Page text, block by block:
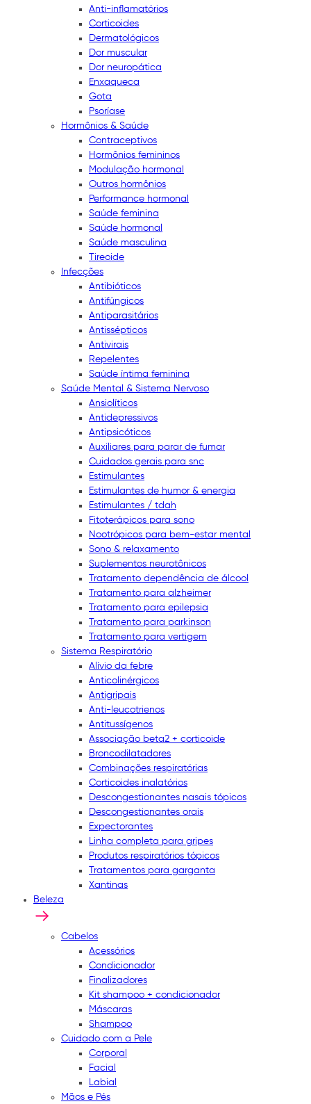
Anti-inflamatórios
Corticoides
Dermatológicos
Dor muscular
Dor neuropática
Enxaqueca
Gota
Psoríase
Hormônios & Saúde
Contraceptivos
Hormônios femininos
Modulação hormonal
Outros hormônios
Performance hormonal
Saúde feminina
Saúde hormonal
Saúde masculina
Tireoide
Infecções
Antibióticos
Antifúngicos
Antiparasitários
Antissépticos
Antivirais
Repelentes
Saúde íntima feminina
Saúde Mental & Sistema Nervoso
Ansiolíticos
Antidepressivos
Antipsicóticos
Auxiliares para parar de fumar
Cuidados gerais para snc
Estimulantes
Estimulantes de humor & energia
Estimulantes / tdah
Fitoterápicos para sono
Nootrópicos para bem-estar mental
Sono & relaxamento
Suplementos neurotônicos
Tratamento dependência de álcool
Tratamento para alzheimer
Tratamento para epilepsia
Tratamento para parkinson
Tratamento para vertigem
Sistema Respiratório
Alívio da febre
Anticolinérgicos
Antigripais
Anti-leucotrienos
Antitussígenos
Associação beta2 + corticoide
Broncodilatadores
Combinações respiratórias
Corticoides inalatórios
Descongestionantes nasais tópicos
Descongestionantes orais
Expectorantes
Linha completa para gripes
Produtos respiratórios tópicos
Tratamentos para garganta
Xantinas
Beleza
Cabelos
Acessórios
Condicionador
Finalizadores
Kit shampoo + condicionador
Máscaras
Shampoo
Cuidado com a Pele
Corporal
Facial
Labial
Mãos e Pés